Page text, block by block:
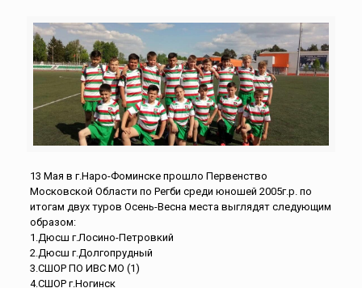
13 Мая в г.Наро-Фоминске прошло Первенство
Московской Области по Регби среди юношей 2005г.р. по
итогам двух туров Осень-Весна места выглядят следующим
образом:
1.Дюсш г.Лосино-Петровкий
2.Дюсш г.Долгопрудный
3.СШОР ПО ИВС МО (1)
4.СШОР г.Ногинск